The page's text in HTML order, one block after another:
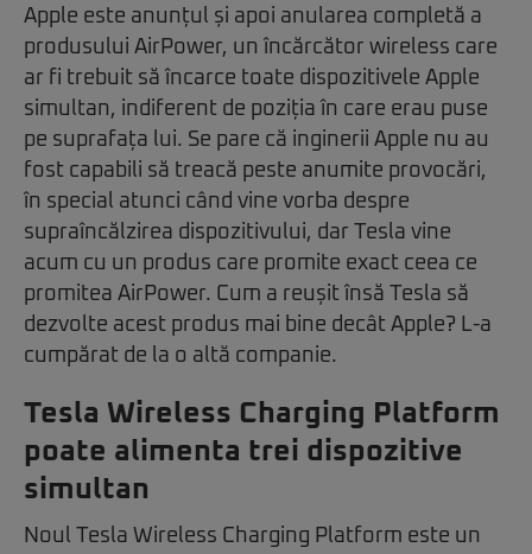
Apple este anunțul și apoi anularea completă a
produsului AirPower, un încărcător wireless care
ar fi trebuit să încarce toate dispozitivele Apple
simultan, indiferent de poziția în care erau puse
pe suprafața lui. Se pare că inginerii Apple nu au
fost capabili să treacă peste anumite provocări,
în special atunci când vine vorba despre
supraîncălzirea dispozitivului, dar Tesla vine
acum cu un produs care promite exact ceea ce
promitea AirPower. Cum a reușit însă Tesla să
dezvolte acest produs mai bine decât Apple? L-a
cumpărat de la o altă companie.
Tesla Wireless Charging Platform
poate alimenta trei dispozitive
simultan
Noul Tesla Wireless Charging Platform este un